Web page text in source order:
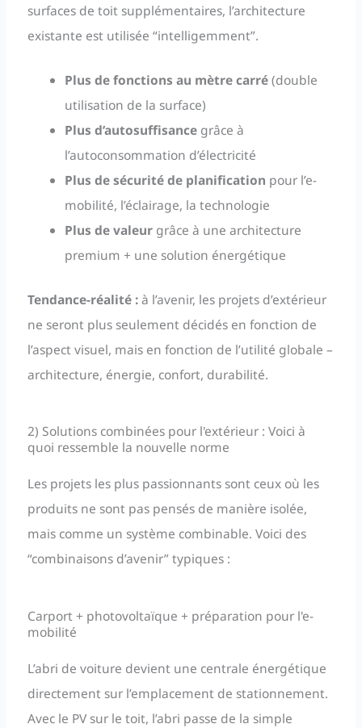
surfaces de toit supplémentaires, l’architecture
existante est utilisée “intelligemment”.
Plus de fonctions au mètre carré(double
utilisation de la surface)
Plus d’autosuffisance grâce à
l’autoconsommation d’électricité
Plus de sécurité de planification pour l’e-
mobilité, l’éclairage, la technologie
Plus de valeur grâce à une architecture
premium + une solution énergétique
Tendance-réalité :à l’avenir, les projets d’extérieur
ne seront plus seulement décidés en fonction de
l’aspect visuel, mais en fonction de l’utilité globale –
architecture, énergie, confort, durabilité.
2) Solutions combinées pour l'extérieur : Voici à
quoi ressemble la nouvelle norme
Les projets les plus passionnants sont ceux où les
produits ne sont pas pensés de manière isolée,
mais comme un système combinable. Voici des
“combinaisons d’avenir” typiques :
Carport + photovoltaïque + préparation pour l'e-
mobilité
L’abri de voiture devient une centrale énergétique
directement sur l’emplacement de stationnement.
Avec le PV sur le toit, l’abri passe de la simple